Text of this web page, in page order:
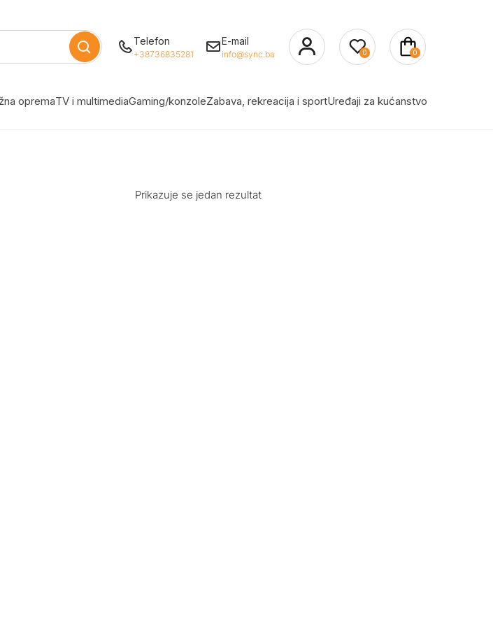
Telefon
+38736835281
E-mail
info@sync.ba 0 0
opremaTV i multimediaGaming/konzoleZabava, rekreacija i sportUređaji za kućanstvo
Prikazuje se jedan rezultat